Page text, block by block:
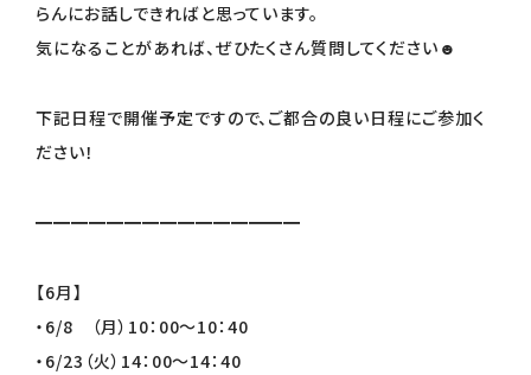
らんにお話しできればと思っています。
気になることがあれば、ぜひたくさん質問してください☻
下記日程で開催予定ですので、ご都合の良い日程にご参加く
ださい！
━━━━━━━━━━━━━━━
【6月】
・6/8 （月）10：00～10：40
・6/23（火）14：00～14：40